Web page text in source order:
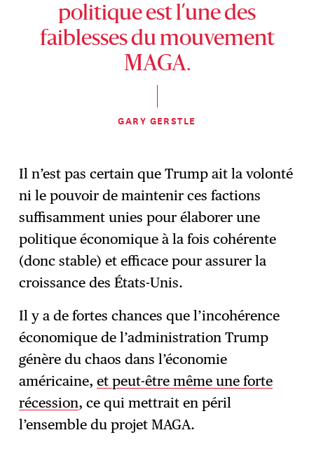
politique est l’une des
faiblesses du mouvement
MAGA.
GARY GERSTLE
Il n’est pas certain que Trump ait la volonté
ni le pouvoir de maintenir ces factions
suffisamment unies pour élaborer une
politique économique à la fois cohérente
(donc stable) et efficace pour assurer la
croissance des États-Unis.
Il y a de fortes chances que l’incohérence
économique de l’administration Trump
génère du chaos dans l’économie
américaine,et peut-être même une forte
récession, ce qui mettrait en péril
l’ensemble du projet MAGA.